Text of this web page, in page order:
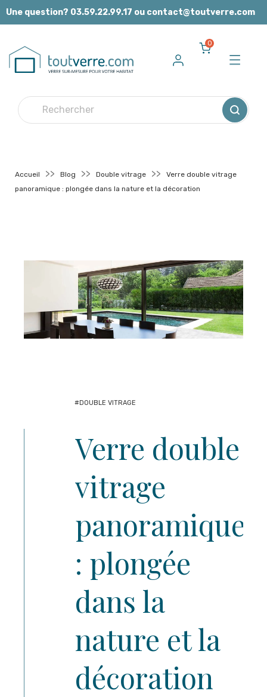
Panneau de gestion des cookies
Une question? 03.59.22.99.17 ou contact@toutverre.com
0
Accueil Blog Double vitrage
Verre double vitrage
panoramique : plongée dans la nature et la décoration
#DOUBLE VITRAGE
Verre double
vitrage
panoramique
: plongée
dans la
nature et la
décoration